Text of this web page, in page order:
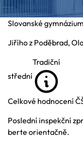
Slovanské
Jiřího z Poděbrad,
střední
Tradiční
Celkové hodnocení
Poslední inspekční
berte orientačně.